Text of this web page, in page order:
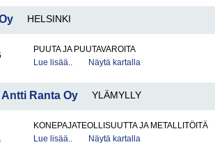
HELSINKI
PUUTA JA PUUTAVAROITA
Lue lisää..
Näytä kartalla
Ranta Oy YLÄMYLLY
KONEPAJATEOLLISUUTTA JA METALLITÖITÄ
Lue lisää..
Näytä kartalla